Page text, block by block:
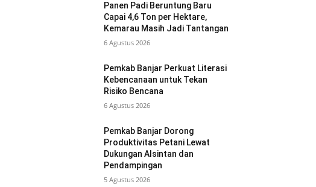
Panen Padi Beruntung Baru
Capai 4,6 Ton per Hektare,
Kemarau Masih Jadi Tantangan
6 Agustus 2026
Pemkab Banjar Perkuat Literasi
Kebencanaan untuk Tekan
Risiko Bencana
6 Agustus 2026
Pemkab Banjar Dorong
Produktivitas Petani Lewat
Dukungan Alsintan dan
Pendampingan
5 Agustus 2026